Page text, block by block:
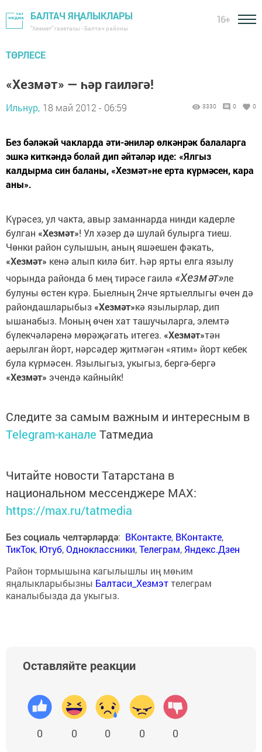
БАЛТАЧ ЯҢАЛЫКЛАРЫ
"Хезмәт" газетасы - Балтач районы
16+
ТӨРЛЕСЕ
«Хезмәт» — һәр гаиләгә!
Ильнур, 18 май 2012 - 06:59 3330 0 0
Без бәләкәй чакларда әти-әниләр өлкәнрәк балаларга
эшкә киткәндә болай дип әйтәләр иде: «Ялгыз
калдырма син баланы, «Хезмәт»не ерта күрмәсен, кара
аны».
Күрәсез, ул чакта, авыр заманнарда нинди кадерле
булган «Хезмәт»! Ул хәзер дә шулай булырга тиеш.
Чөнки район сулышын, аның яшәешен фәкать,
«Хезмәт» кенә алып килә бит. Һәр ярты елга язылу
чорында районда 6 мең тирәсе гаилә «Хезмәт»ле
булуны өстен күрә. Быелның 2нче яртыеллыгы өчен дә
райондашларыбыз «Хезмәт»кә язылырлар, дип
ышанабыз. Моның өчен хат ташучыларга, элемтә
бүлекчәләренә мөрәҗәгать итегез. «Хезмәт»тән
аерылган йорт, нәрсәдер җитмәгән «ятим» йорт кебек
була күрмәсен. Язылыгыз, укыгыз, бергә-бергә
«Хезмәт» эчендә кайныйк!
Следите за самым важным и интересным в
Telegram-канале Татмедиа
Читайте новости Татарстана в
национальном мессенджере MАХ:
https://max.ru/tatmedia
Без социаль челтәрләрдә: ВКонтакте, ВКонтакте,
ТикТок, Ютуб,Одноклассники,Телеграм, Яндекс.Дзен
Район тормышына кагылышлы иң мөһим
яңалыкларыбызны Балтаси_Хезмэттелеграм
каналыбызда да укыгыз.
Оставляйте реакции
0 0 0 0 0